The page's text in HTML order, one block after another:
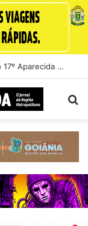
Público recorde marca segunda noite do 17º Aparecida é Show